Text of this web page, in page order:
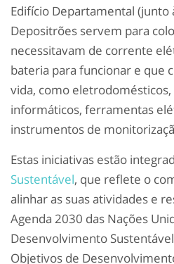
Edifício Departamental (junto
Depositrões servem para
necessitavam de corrente
bateria para funcionar e que
vida, como
informáticos, ferramentas
instrumentos de
Estas iniciativas estão
Sustentável, que reflete o
alinhar as suas atividades e
Agenda 2030 das Nações
Desenvolvimento
Objetivos de